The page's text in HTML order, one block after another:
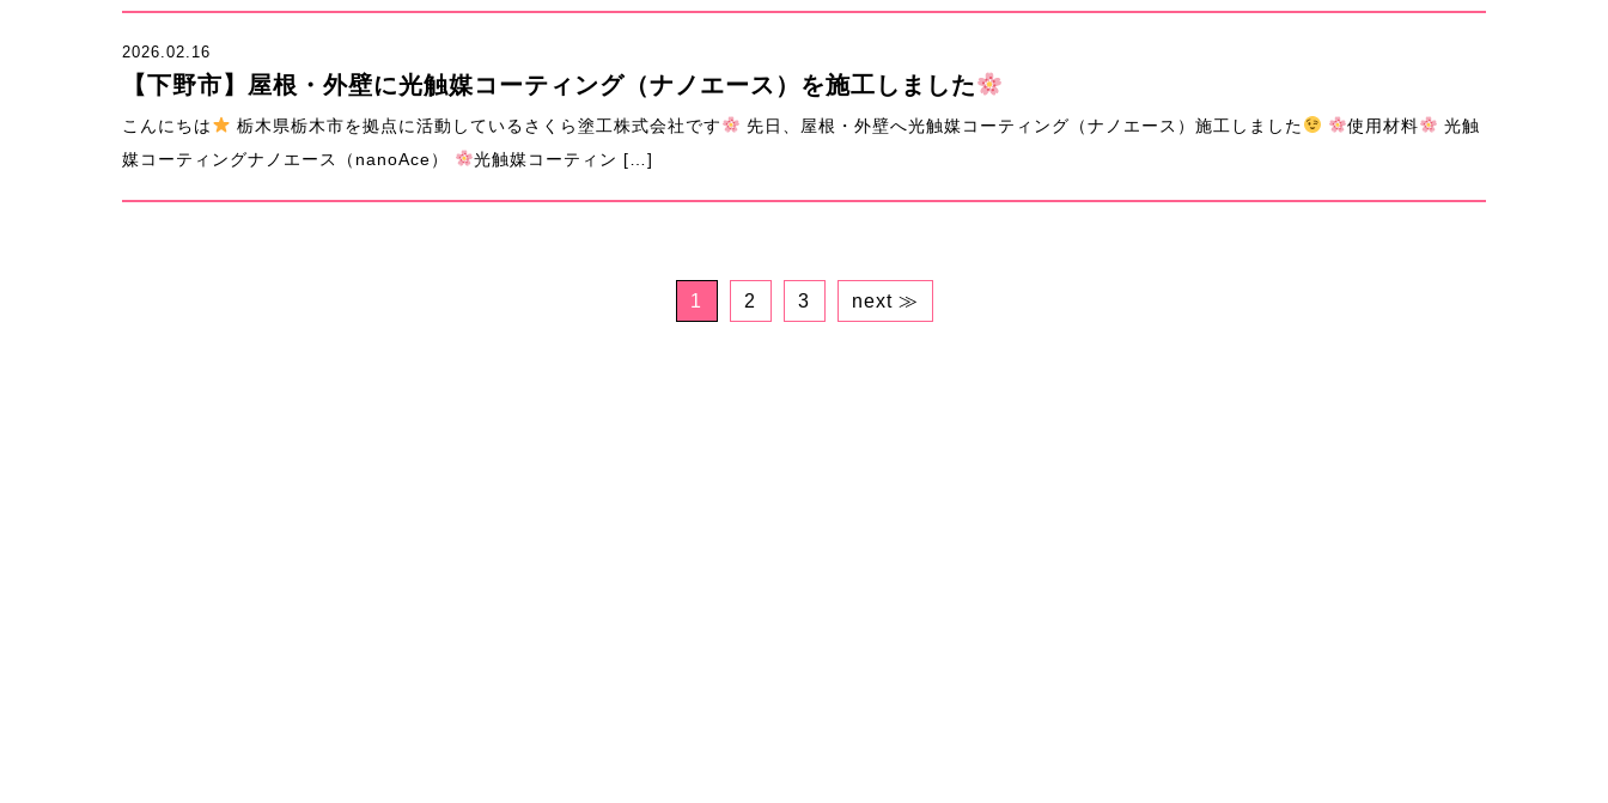
2026.02.16
【下野市】屋根・外壁に光触媒コーティング（ナノエース）を施工しました
こんにちは 栃木県栃木市を拠点に活動しているさくら塗工株式会社です 先日、屋根・外壁へ光触媒コーティング（ナノエース）施工しました 使用材料
光触
媒コーティングナノエース（nanoAce）
光触媒コーティン […]
1 2 3 next ≫